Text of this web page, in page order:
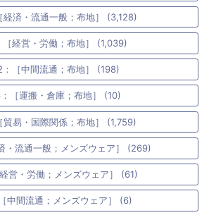
経済・流通一般；布地］ (3,128)
［経営・労働；布地］ (1,039)
：［中間流通；布地］ (198)
［運搬・倉庫；布地］ (10)
貿易・国際関係；布地］ (1,759)
・流通一般；メンズウェア］ (269)
営・労働；メンズウェア］ (61)
中間流通；メンズウェア］ (6)